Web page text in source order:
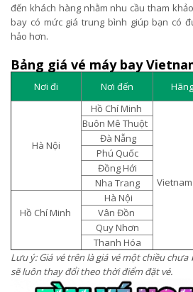
đến khách hàng nhằm nhu cầu tham
bay có mức giá trung bình giúp bạn có
hảo hơn.
Bảng giá vé máy bay
Nơi đi Nơi đến
Hà Nội
Hồ Chí Minh
Buôn Mê Thuột
Đà Nẵng
Phú Quốc
Đồng Hới
Nha Trang
Hồ Chí Minh
Hà Nội
Vân Đồn
Quy Nhơn
Thanh Hóa
Lưu ý: Giá vé trên là giá vé một chiều chưa
sẽ luôn thay đổi theo thời điểm đặt vé.